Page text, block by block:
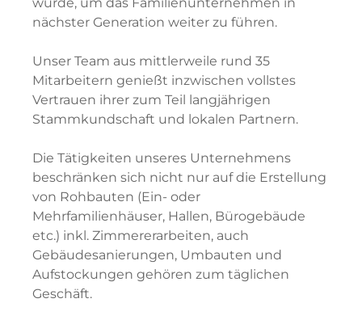
nächster Generation weiter zu führen.
Unser Team aus mittlerweile rund 35
Mitarbeitern genießt inzwischen vollstes
Vertrauen ihrer zum Teil langjährigen
Stammkundschaft und lokalen Partnern.
Die Tätigkeiten unseres Unternehmens
beschränken sich nicht nur auf die Erstellung
von Rohbauten (Ein- oder
Mehrfamilienhäuser, Hallen, Bürogebäude
etc.) inkl. Zimmererarbeiten, auch
Gebäudesanierungen, Umbauten und
Aufstockungen gehören zum täglichen
Geschäft.